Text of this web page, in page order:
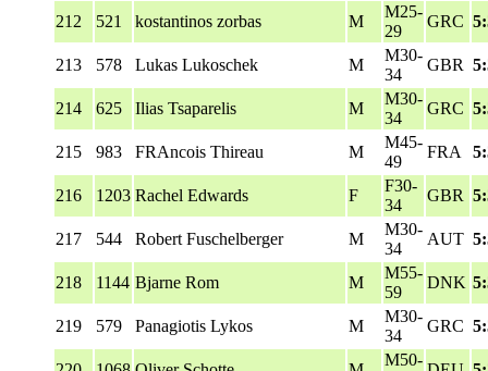
212 521 kostantinos zorbas M
M25-
29
GRC
213 578 Lukas Lukoschek M
M30-
34
GBR
214 625 Ilias Tsaparelis M
M30-
34
GRC
215 983 FRAncois Thireau M
M45-
49
FRA
216 1203 Rachel Edwards F
F30-
34
GBR
217 544 Robert Fuschelberger M
M30-
34
AUT
218 1144 Bjarne Rom M
M55-
59
DNK
219 579 Panagiotis Lykos M
M30-
34
GRC
M50-